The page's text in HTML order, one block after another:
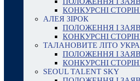
КОНКУРСНІ
АЛЕЯ ЗІРОК
ПОЛОЖЕННЯ І
КОНКУРСНІ
ТАЛАНОВИТЕ ЛІТО
ПОЛОЖЕННЯ І
КОНКУРСНІ
SEOUL TALENT SKY